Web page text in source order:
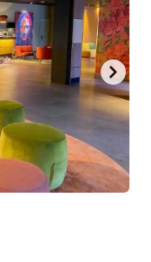
keyboard